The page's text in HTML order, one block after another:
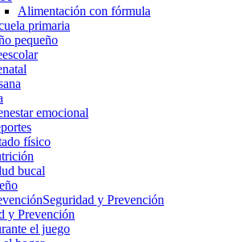
Alimentación con fórmula
primaria
pequeño
emocional
físico
bucal
Seguridad y Prevención
y Prevención
el juego